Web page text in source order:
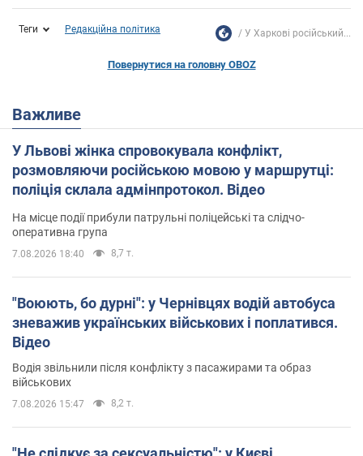
Теги Редакційна політика У Харкові російський...
Повернутися на головну OBOZ
Важливе
У Львові жінка спровокувала конфлікт,
розмовляючи російською мовою у маршрутці:
поліція склала адмінпротокол. Відео
На місце події прибули патрульні поліцейські та слідчо-
оперативна група
7.08.2026 18:40 8,7 т.
"Воюють, бо дурні": у Чернівцях водій автобуса
зневажив українських військових і поплатився.
Відео
Водія звільнили після конфлікту з пасажирами та образ
військових
7.08.2026 15:47 8,2 т.